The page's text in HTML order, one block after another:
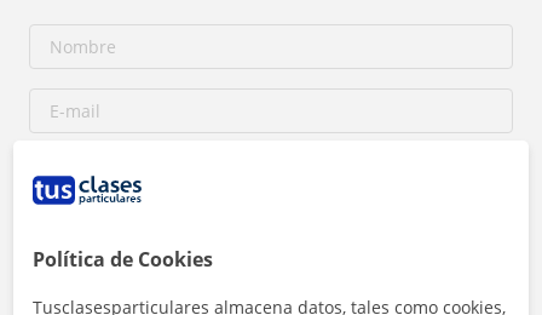
Política de Cookies
Tusclasesparticulares almacena datos, tales como cookies,